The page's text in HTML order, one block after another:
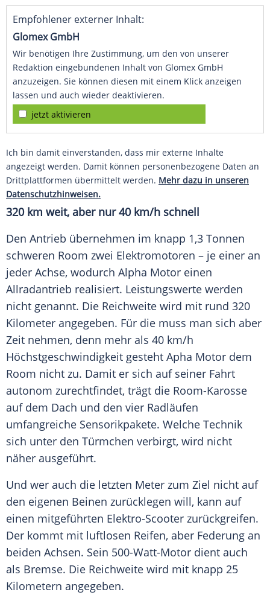
Empfohlener externer Inhalt:
Glomex GmbH
Wir benötigen Ihre Zustimmung, um den von unserer
Redaktion eingebundenen Inhalt von Glomex GmbH
anzuzeigen. Sie können diesen mit einem Klick anzeigen
lassen und auch wieder deaktivieren.
jetzt aktivieren
Ich bin damit einverstanden, dass mir externe Inhalte
angezeigt werden. Damit können personenbezogene Daten an
Drittplattformen übermittelt werden. Mehr dazu in unseren
Datenschutzhinweisen.
320 km weit, aber nur 40 km/h schnell
Den Antrieb übernehmen im knapp 1,3 Tonnen
schweren Room zwei Elektromotoren – je einer an
jeder Achse, wodurch Alpha Motor einen
Allradantrieb realisiert. Leistungswerte werden
nicht genannt. Die Reichweite wird mit rund 320
Kilometer angegeben. Für die muss man sich aber
Zeit nehmen, denn mehr als 40 km/h
Höchstgeschwindigkeit gesteht Apha Motor dem
Room nicht zu. Damit er sich auf seiner Fahrt
autonom zurechtfindet, trägt die Room-Karosse
auf dem Dach und den vier Radläufen
umfangreiche Sensorikpakete. Welche Technik
sich unter den Türmchen verbirgt, wird nicht
näher ausgeführt.
Und wer auch die letzten Meter zum Ziel nicht auf
den eigenen Beinen zurücklegen will, kann auf
einen mitgeführten Elektro-Scooter zurückgreifen.
Der kommt mit luftlosen Reifen, aber Federung an
beiden Achsen. Sein 500-Watt-Motor dient auch
als Bremse. Die Reichweite wird mit knapp 25
Kilometern angegeben.